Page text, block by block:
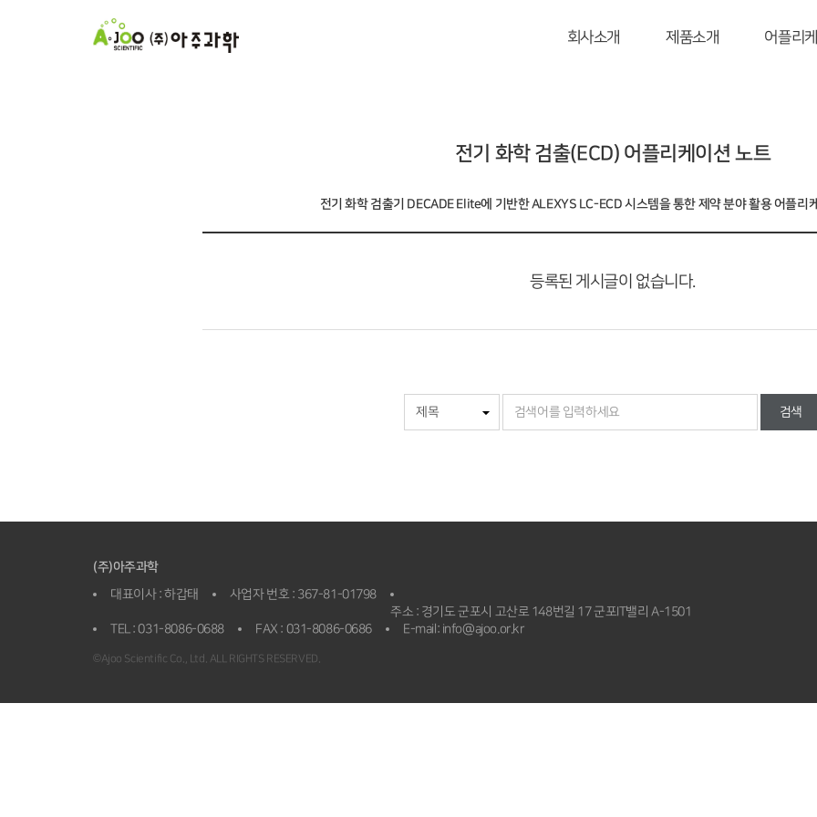
회사소개 제품소개 어플리
전기 화학 검출(ECD) 어플리케이션 노트
전기 화학 검출기 DECADE Elite에 기반한 ALEXYS LC-ECD 시스템을 통한 제약 분야 활용 어플리
등록된 게시글이 없습니다.
검색
(주)아주과학
대표이사 : 하갑태
사업자 번호 : 367-81-01798
주소 : 경기도 군포시 고산로 148번길 17 군포IT밸리 A-1501
TEL : 031-8086-0688
FAX : 031-8086-0686 E-mail: info@ajoo.or.kr
©Ajoo Scientific Co., Ltd. ALL RIGHTS RESERVED.